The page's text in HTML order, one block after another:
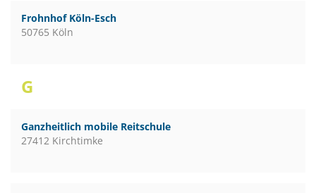
Frohnhof Köln-Esch
50765 Köln
G
Ganzheitlich mobile Reitschule
27412 Kirchtimke